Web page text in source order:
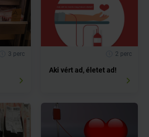
3 perc 2 perc
Aki vért ad, életet ad!